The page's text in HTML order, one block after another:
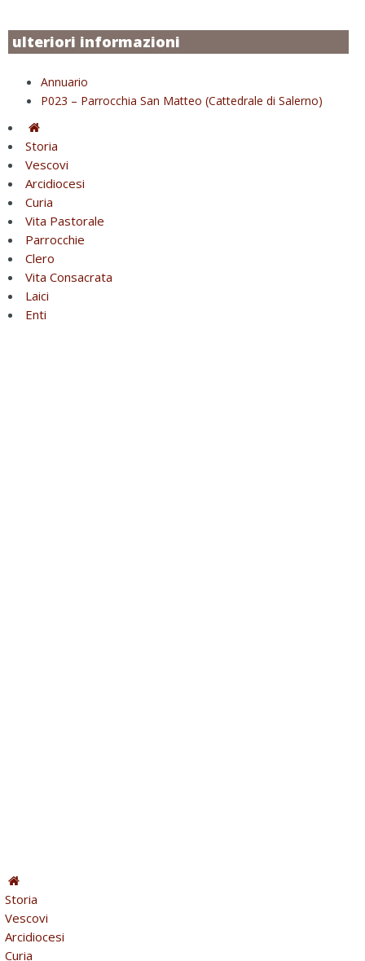
ulteriori informazioni
Annuario
P023 – Parrocchia San Matteo (Cattedrale di Salerno)
Storia
Vescovi
Arcidiocesi
Curia
Vita Pastorale
Parrocchie
Clero
Vita Consacrata
Laici
Enti
Storia
Vescovi
Arcidiocesi
Curia